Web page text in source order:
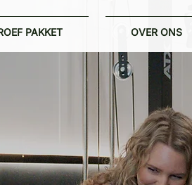
PAKKET OVER ONS